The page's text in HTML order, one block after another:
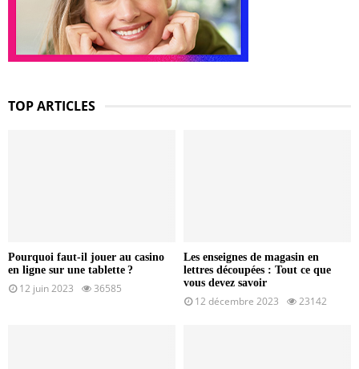
TOP ARTICLES
Pourquoi faut-il jouer au casino
en ligne sur une tablette ?
12 juin 2023 36585
Les enseignes de magasin en
lettres découpées : Tout ce que
vous devez savoir
12 décembre 2023 23142